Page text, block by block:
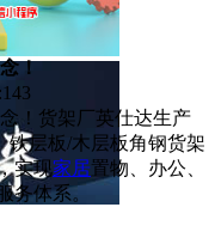
！
143
！货架厂英仕达生产
铁层板/木层板角钢货架
实现家居置物、办公、
务体系。